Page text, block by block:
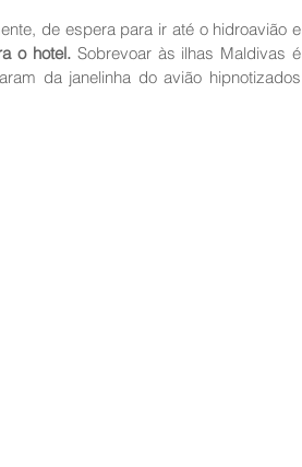
de espera para ir até o hidroavião e
o hotel. Sobrevoar às ilhas Maldivas é
da janelinha do avião hipnotizados